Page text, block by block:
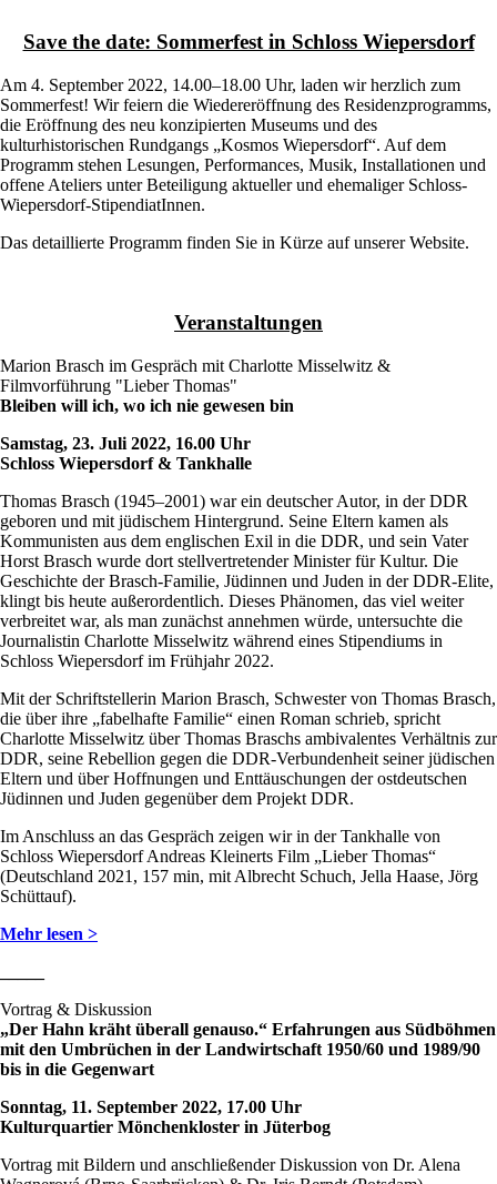
Save the date: Sommerfest in Schloss Wiepersdorf
Am 4. September 2022, 14.00–18.00 Uhr, laden wir herzlich zum
Sommerfest! Wir feiern die Wiedereröffnung des Residenzprogramms,
die Eröffnung des neu konzipierten Museums und des
kulturhistorischen Rundgangs „Kosmos Wiepersdorf“. Auf dem
Programm stehen Lesungen, Performances, Musik, Installationen und
offene Ateliers unter Beteiligung aktueller und ehemaliger Schloss-
Wiepersdorf-StipendiatInnen.
Das detaillierte Programm finden Sie in Kürze auf unserer Website.
Veranstaltungen
Marion Brasch im Gespräch mit Charlotte Misselwitz &
Filmvorführung "Lieber Thomas"
Bleiben will ich, wo ich nie gewesen bin
Samstag, 23. Juli 2022, 16.00 Uhr
Schloss Wiepersdorf & Tankhalle
Thomas Brasch (1945–2001) war ein deutscher Autor, in der DDR
geboren und mit jüdischem Hintergrund. Seine Eltern kamen als
Kommunisten aus dem englischen Exil in die DDR, und sein Vater
Horst Brasch wurde dort stellvertretender Minister für Kultur. Die
Geschichte der Brasch-Familie, Jüdinnen und Juden in der DDR-Elite,
klingt bis heute außerordentlich. Dieses Phänomen, das viel weiter
verbreitet war, als man zunächst annehmen würde, untersuchte die
Journalistin Charlotte Misselwitz während eines Stipendiums in
Schloss Wiepersdorf im Frühjahr 2022.
Mit der Schriftstellerin Marion Brasch, Schwester von Thomas Brasch,
die über ihre „fabelhafte Familie“ einen Roman schrieb, spricht
Charlotte Misselwitz über Thomas Braschs ambivalentes Verhältnis zur
DDR, seine Rebellion gegen die DDR-Verbundenheit seiner jüdischen
Eltern und über Hoffnungen und Enttäuschungen der ostdeutschen
Jüdinnen und Juden gegenüber dem Projekt DDR.
Im Anschluss an das Gespräch zeigen wir in der Tankhalle von
Schloss Wiepersdorf Andreas Kleinerts Film „Lieber Thomas“
(Deutschland 2021, 157 min, mit Albrecht Schuch, Jella Haase, Jörg
Schüttauf).
Mehr lesen >
Vortrag & Diskussion
„Der Hahn kräht überall genauso.“ Erfahrungen aus Südböhmen
mit den Umbrüchen in der Landwirtschaft 1950/60 und 1989/90
bis in die Gegenwart
Sonntag, 11. September 2022, 17.00 Uhr
Kulturquartier Mönchenkloster in Jüterbog
Vortrag mit Bildern und anschließender Diskussion von Dr. Alena